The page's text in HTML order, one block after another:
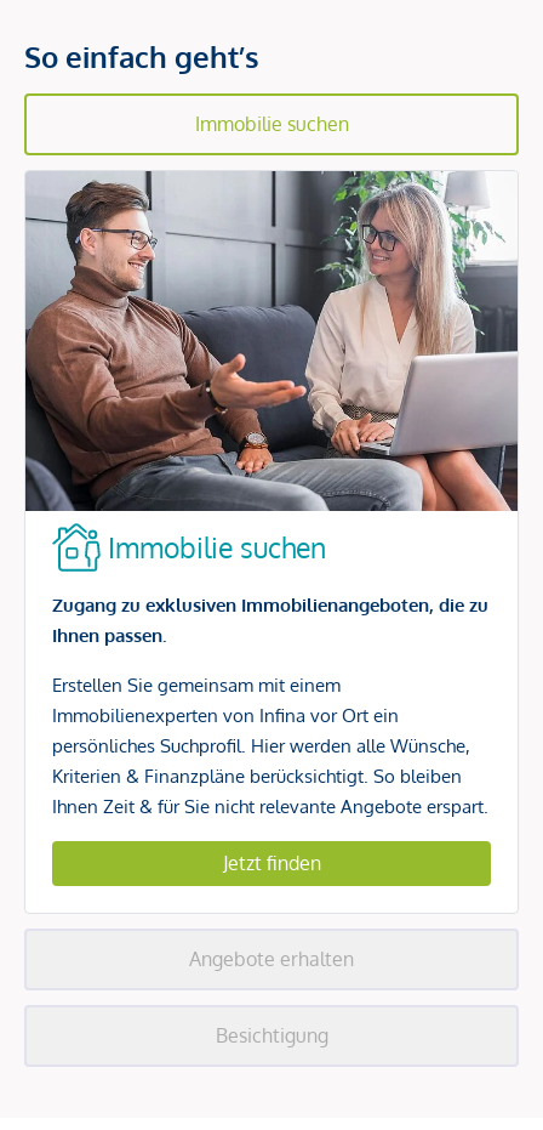
So einfach geht’s
Immobilie suchen
Immobilie suchen
Zugang zu exklusiven Immobilienangeboten, die zu
Ihnen passen.
Erstellen Sie gemeinsam mit einem
Immobilienexperten von Infina vor Ort ein
persönliches Suchprofil. Hier werden alle Wünsche,
Kriterien & Finanzpläne berücksichtigt. So bleiben
Ihnen Zeit & für Sie nicht relevante Angebote erspart.
Jetzt finden
Angebote erhalten
Besichtigung